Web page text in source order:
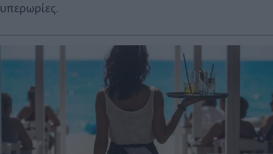
υπερωρίες.